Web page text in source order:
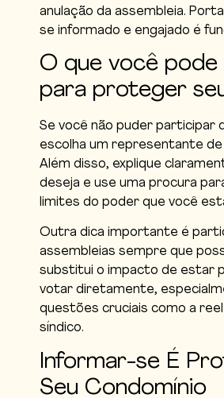
anulação da assembleia.
se informado e engajado é
O que você
para proteger
Se você não puder participar
escolha um representante de
Além disso, explique
deseja e use uma procura
limites do poder que você
Outra dica importante é
assembleias sempre que
substitui o impacto de estar
votar diretamente,
questões cruciais como a
síndico.
Informar-se É
Seu Condomínio